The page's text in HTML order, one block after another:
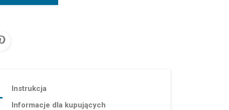
Instrukcja
Informacje dla kupujących